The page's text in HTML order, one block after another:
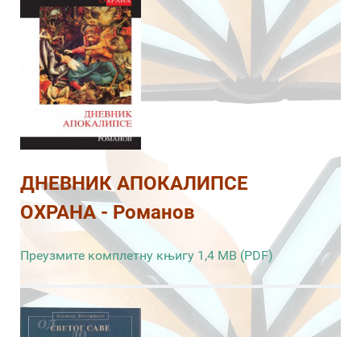
ДНЕВНИК АПОКАЛИПСЕ
ОХРАНА - Романов
Преузмите комплетну књигу 1,4 MB (PDF)